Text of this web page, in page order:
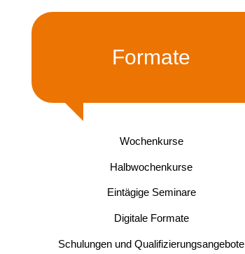
Formate
Wochenkurse
Halbwochenkurse
Eintägige Seminare
Digitale Formate
Schulungen und Qualifizierungsangebote